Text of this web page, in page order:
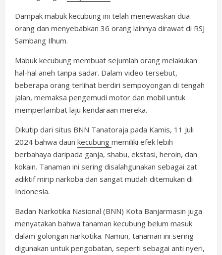
Dampak mabuk kecubung ini telah menewaskan dua
orang dan menyebabkan 36 orang lainnya dirawat di RSJ
Sambang Ilhum.
Mabuk kecubung membuat sejumlah orang melakukan
hal-hal aneh tanpa sadar. Dalam video tersebut,
beberapa orang terlihat berdiri sempoyongan di tengah
jalan, memaksa pengemudi motor dan mobil untuk
memperlambat laju kendaraan mereka.
Dikutip dari situs BNN Tanatoraja pada Kamis, 11 Juli
2024 bahwa daun kecubung memiliki efek lebih
berbahaya daripada ganja, shabu, ekstasi, heroin, dan
kokain. Tanaman ini sering disalahgunakan sebagai zat
adiktif mirip narkoba dan sangat mudah ditemukan di
Indonesia.
Badan Narkotika Nasional (BNN) Kota Banjarmasin juga
menyatakan bahwa tanaman kecubung belum masuk
dalam golongan narkotika. Namun, tanaman ini sering
digunakan untuk pengobatan, seperti sebagai anti nyeri,